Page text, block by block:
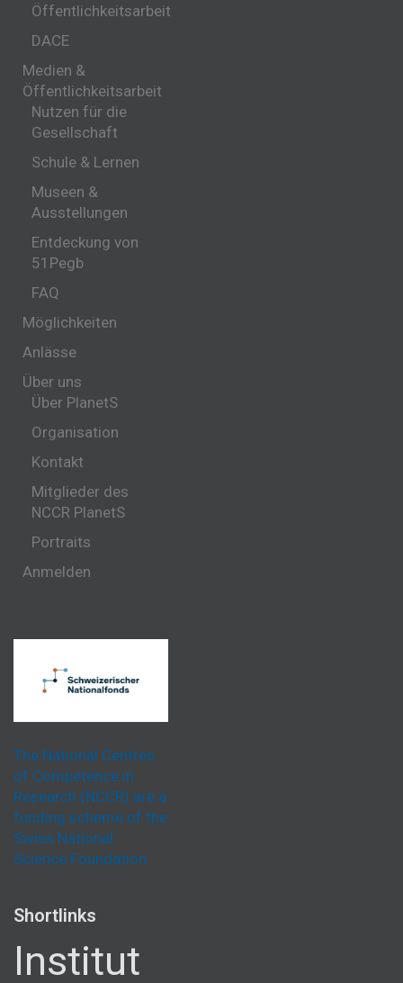
Öffentlichkeitsarbeit
DACE
Medien &
Öffentlichkeitsarbeit
Nutzen für die
Gesellschaft
Schule & Lernen
Museen &
Ausstellungen
Entdeckung von
51Pegb
FAQ
Möglichkeiten
Anlässe
Über uns
Über PlanetS
Organisation
Kontakt
Mitglieder des
NCCR PlanetS
Portraits
Anmelden
The National Centres
of Competence in
Research (NCCR) are a
funding scheme of the
Swiss National
Science Foundation.
Shortlinks
Institut